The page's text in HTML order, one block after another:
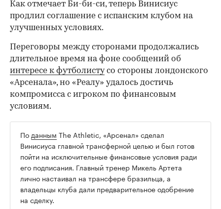
Как отмечает Би-би-си, теперь Винисиус
продлил соглашение с испанским клубом на
улучшенных условиях.
/
Переговоры между сторонами продолжались
длительное время на фоне сообщений об
интересе к футболистусо стороны лондонского
«Арсенала», но «Реалу» удалось достичь
компромисса с игроком по финансовым
условиям.
По данным The Athletic, «Арсенал» сделал
Винисиуса главной трансферной целью и был готов
пойти на исключительные финансовые условия ради
его подписания. Главный тренер Микель Артета
лично настаивал на трансфере бразильца, а
владельцы клуба дали предварительное одобрение
на сделку.